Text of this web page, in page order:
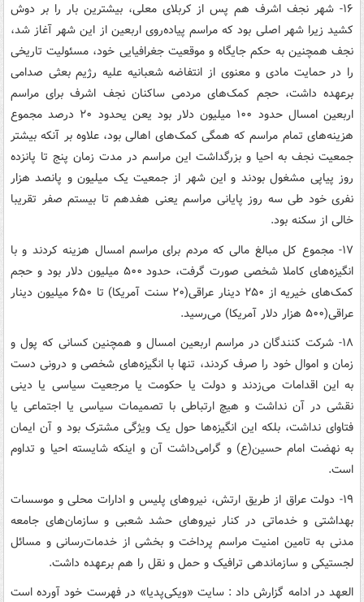
۱۶- شهر نجف اشرف هم پس از کربلای معلی، بیشترین بار را بر دوش
کشید زیرا شهر اصلی بود که مراسم پیاده‌روی اربعین از این شهر آغاز شد،
نجف همچنین به حکم جایگاه و موقعیت جغرافیایی خود، مسئولیت تاریخی
را در حمایت مادی و معنوی از انتفاضه شعبانیه علیه رژیم بعثی صدامی
برعهده داشت، حجم کمک‌های مردمی ساکنان نجف اشرف برای مراسم
اربعین امسال حدود ۱۰۰ میلیون دلار بود یعن یحدود ۲۰ درصد مجموع
هزینه‌های تمام مراسم که همگی کمک‌های اهالی بود، علاوه بر آنکه بیشتر
جمعیت نجف به احیا و بزرگداشت این مراسم در مدت زمان پنج تا پانزده
روز پیاپی مشغول بودند و این شهر از جمعیت یک میلیون و پانصد هزار
نفری خود طی سه روز پایانی مراسم یعنی هفدهم تا بیستم صفر تقریبا
خالی از سکنه بود.
۱۷- مجموع کل مبالغ مالی که مردم برای مراسم امسال هزینه کردند و با
انگیزه‌های کاملا شخصی صورت گرفت، حدود ۵۰۰ میلیون دلار بود و حجم
کمک‌های خیریه از ۲۵۰ دینار عراقی(۲۰ سنت آمریکا) تا ۶۵۰ میلیون دینار
عراقی(۵۰۰ هزار دلار آمریکا) می‌رسید.
۱۸- شرکت کنندگان در مراسم اربعین امسال و همچنین کسانی که پول و
زمان و اموال خود را صرف کردند، تنها با انگیزه‌های شخصی و درونی دست
به این اقدامات می‌زدند و دولت یا حکومت یا مرجعیت سیاسی یا دینی
نقشی در آن نداشت و هیچ ارتباطی با تصمیمات سیاسی یا اجتماعی یا
فتاوای نداشت، بلکه این انگیزه‌ها حول یک ویژگی مشترک بود و آن ایمان
به نهضت امام حسین(ع) و گرامی‌داشت آن و اینکه شایسته احیا و تداوم
است.
۱۹- دولت عراق از طریق ارتش، نیروهای پلیس و ادارات‌ محلی و موسسات
بهداشتی و خدماتی در کنار نیروهای حشد شعبی و سازمان‌های جامعه
مدنی به تامین امنیت مراسم پرداخت و بخشی از خدمات‌رسانی و مسائل
لجستیکی و سازماندهی ترافیک و حمل و نقل را هم برعهده داشت.
العهد در ادامه گزارش داد : سایت «ویکی‌پدیا» در فهرست خود آورده است